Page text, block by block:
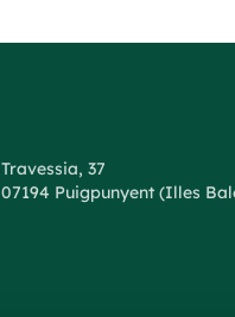
Travessia, 37
07194 Puigpunyent (Illes